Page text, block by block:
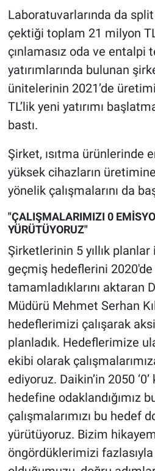
Laboratuvarlarında da split
çektiği toplam 21 milyon
çınlamasız oda ve entalpi
yatırımlarında bulunan
ünitelerinin 2021’de
TL’lik yeni yatırımı
bastı.
Şirket, ısıtma ürünlerinde
yüksek cihazların üretimine
yönelik çalışmalarını da
"ÇALIŞMALARIMIZI 0
YÜRÜTÜYORUZ"
Şirketlerinin 5 yıllık
geçmiş hedeflerini 2020'de
tamamladıklarını aktaran
Müdürü Mehmet Serhan
hedeflerimizi çalışarak
planladık. Hedeflerimize
ekibi olarak
ediyoruz. Daikin’in 2050
hedefine odaklandığımız
çalışmalarımızı bu hedef
yürütüyoruz. Bizim
öngördüklerimizi